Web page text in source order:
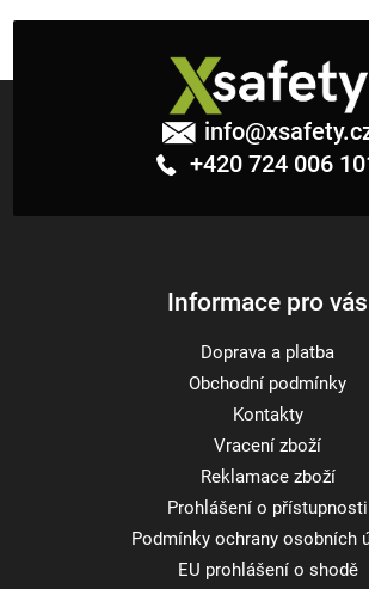
info@
+420 724 006
Informace pro vás
Doprava a platba
Obchodní podmínky
Kontakty
Vracení zboží
Reklamace zboží
Prohlášení o přístupnosti
Podmínky ochrany osobních
EU prohlášení o shodě